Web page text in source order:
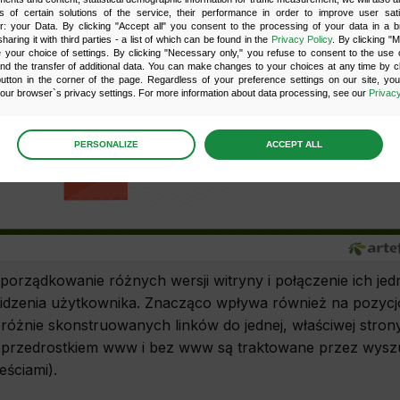
of certain solutions of the service, their performance in order to improve user
your Data. By clicking "Accept all" you consent to the processing of your data in a
it with third parties - a list of which can be found in the Privacy Policy. By clicking
your choice of settings. By clicking "Necessary only," you refuse to consent to the use
the transfer of additional data. You can make changes to your choices at any time by
in the corner of the page. Regardless of your preference settings on our site,
browser`s privacy settings. For more information about data processing, see our
preferences
scripts and data stored on the end device contribute to the security and usability of the website
to basic functions such as site navigation and access to specific areas of the website. The
used to personalize your use of our website and to remember choices you make while using
we may use functional cookies to remember your language preferences or to remember
making it easier for you to use the site.
PERSONALIZE ACCEPT ALL
różnych wersji witryny i połączenie ich
użytkownika. Znacząco wpływa również na
skonstruowanych linków do jednej, właściwej
www i bez www są traktowane przez